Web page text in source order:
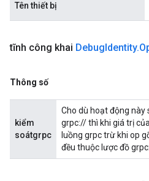
Tên thiết bị
tĩnh công khai DebugIdentity.
Thông số
kiểm
soátgrpc
Cho dù hoạt động này
grpc:// thì khi giá trị
luồng grpc trừ khi op
đều thuộc lược đồ